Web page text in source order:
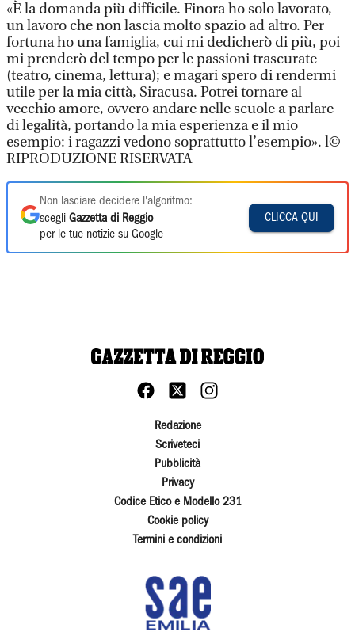
«È la domanda più difficile. Finora ho solo lavorato,
un lavoro che non lascia molto spazio ad altro. Per
fortuna ho una famiglia, cui mi dedicherò di più, poi
mi prenderò del tempo per le passioni trascurate
(teatro, cinema, lettura); e magari spero di rendermi
utile per la mia città, Siracusa. Potrei tornare al
vecchio amore, ovvero andare nelle scuole a parlare
di legalità, portando la mia esperienza e il mio
esempio: i ragazzi vedono soprattutto l’esempio». l©
RIPRODUZIONE RISERVATA
Non lasciare decidere l'algoritmo:
scegli Gazzetta di Reggio
per le tue notizie su Google
CLICCA QUI
Redazione
Scriveteci
Pubblicità
Privacy
Codice Etico e Modello 231
Cookie policy
Termini e condizioni